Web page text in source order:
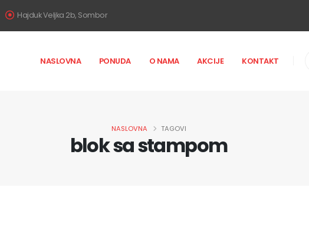
Hajduk Veljka 2b, Sombor
NASLOVNA PONUDA O NAMA AKCIJE KONTAKT
blok sa stampom
NASLOVNA TAGOVI